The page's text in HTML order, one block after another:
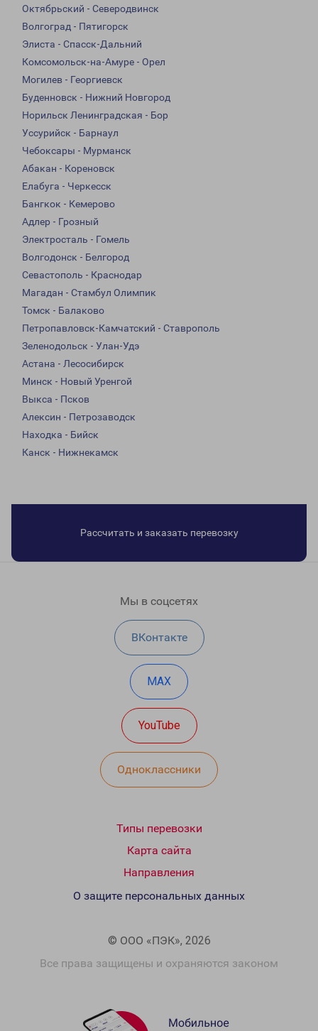
Октябрьский - Северодвинск
Волгоград - Пятигорск
Элиста - Спасск-Дальний
Комсомольск-на-Амуре - Орел
Могилев - Георгиевск
Буденновск - Нижний Новгород
Норильск Ленинградская - Бор
Уссурийск - Барнаул
Чебоксары - Мурманск
Абакан - Кореновск
Елабуга - Черкесск
Бангкок - Кемерово
Адлер - Грозный
Электросталь - Гомель
Волгодонск - Белгород
Севастополь - Краснодар
Магадан - Стамбул Олимпик
Томск - Балаково
Петропавловск-Камчатский - Ставрополь
Зеленодольск - Улан-Удэ
Астана - Лесосибирск
Минск - Новый Уренгой
Выкса - Псков
Алексин - Петрозаводск
Находка - Бийск
Канск - Нижнекамск
Рассчитать и заказать перевозку
Мы в соцсетях
ВКонтакте
MAX
YouTube
Одноклассники
Типы перевозки
Карта сайта
Направления
© ООО «ПЭК», 2026
Все права защищены и охраняются законом
О защите персональных данных